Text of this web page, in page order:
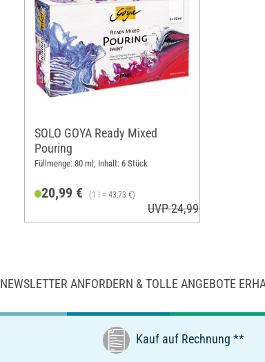
SOLO GOYA Ready Mixed
Pouring
Füllmenge: 80 ml; Inhalt: 6 Stück
20,99 € (1 l = 43,73 €)
UVP 24,99 €
NEWSLETTER ANFORDERN & TOLLE ANGEBOTE
Kauf auf Rechnung **